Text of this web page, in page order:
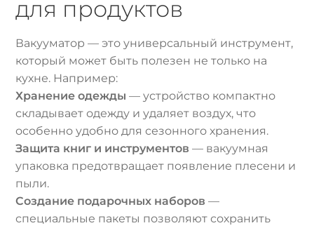
для продуктов
Вакууматор — это универсальный инструмент,
который может быть полезен не только на
кухне. Например:
Хранение одежды — устройство компактно
складывает одежду и удаляет воздух, что
особенно удобно для сезонного хранения.
Защита книг и инструментов — вакуумная
упаковка предотвращает появление плесени и
пыли.
Создание подарочных наборов —
специальные пакеты позволяют сохранить